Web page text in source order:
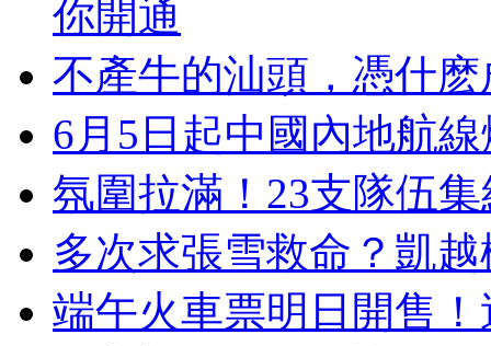
你開通
不產牛的汕頭，憑什
6月5日起中國內地航
氛圍拉滿！23支隊伍
多次求張雪救命？凱
端午火車票明日開售